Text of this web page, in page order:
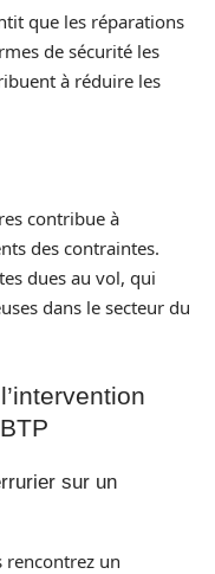
que les réparations
de sécurité les
à réduire les
contribue à
des contraintes.
dues au vol, qui
dans le secteur du
sur un
rencontrez un